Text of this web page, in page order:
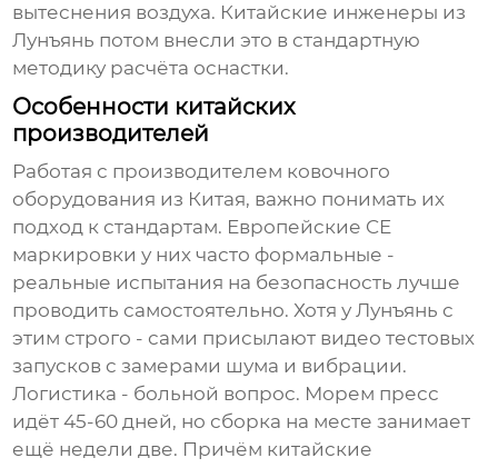
вытеснения воздуха. Китайские инженеры из
Лунъянь потом внесли это в стандартную
методику расчёта оснастки.
Особенности китайских
производителей
Работая с производителем ковочного
оборудования из Китая, важно понимать их
подход к стандартам. Европейские CE
маркировки у них часто формальные -
реальные испытания на безопасность лучше
проводить самостоятельно. Хотя у Лунъянь с
этим строго - сами присылают видео тестовых
запусков с замерами шума и вибрации.
Логистика - больной вопрос. Морем пресс
идёт 45-60 дней, но сборка на месте занимает
ещё недели две. Причём китайские